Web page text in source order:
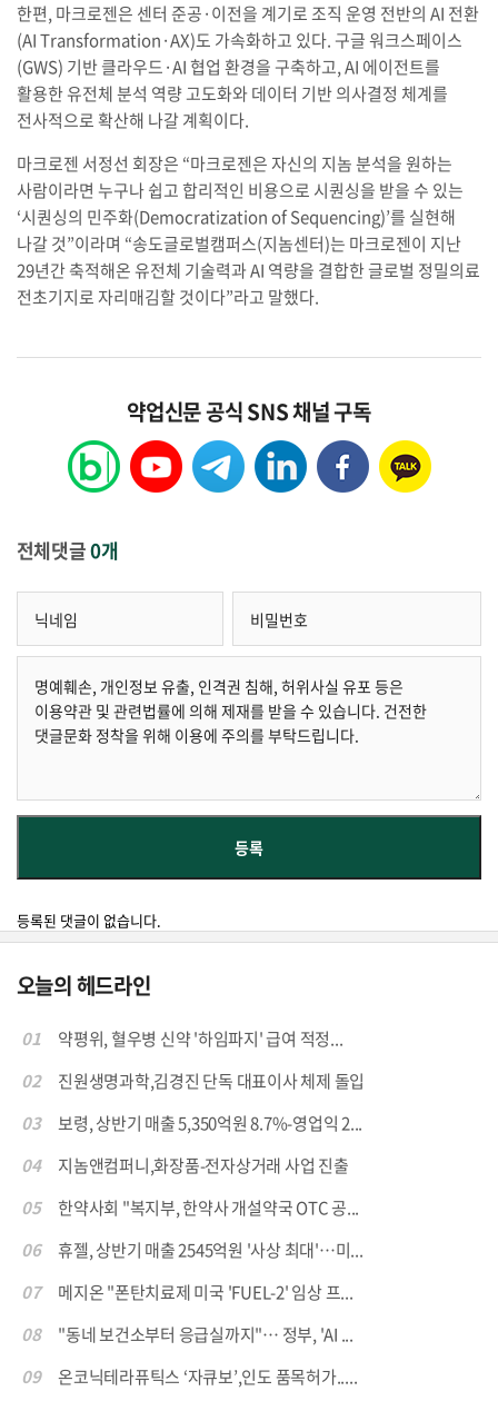
한편, 마크로젠은 센터 준공·이전을 계기로 조직 운영 전반의 AI 전환
(AI Transformation·AX)도 가속화하고 있다. 구글 워크스페이스
(GWS) 기반 클라우드·AI 협업 환경을 구축하고, AI 에이전트를
활용한 유전체 분석 역량 고도화와 데이터 기반 의사결정 체계를
전사적으로 확산해 나갈 계획이다.
마크로젠 서정선 회장은 “마크로젠은 자신의 지놈 분석을 원하는
사람이라면 누구나 쉽고 합리적인 비용으로 시퀀싱을 받을 수 있는
‘시퀀싱의 민주화(Democratization of Sequencing)’를 실현해
나갈 것”이라며 “송도글로벌캠퍼스(지놈센터)는 마크로젠이 지난
29년간 축적해온 유전체 기술력과 AI 역량을 결합한 글로벌 정밀의료
전초기지로 자리매김할 것이다”라고 말했다.
약업신문 공식 SNS 채널 구독
전체댓글0개
등록된 댓글이 없습니다.
오늘의 헤드라인
01
약평위, 혈우병 신약 '하임파지' 급여 적정...
02
진원생명과학,김경진 단독 대표이사 체제 돌입
03
보령, 상반기 매출 5,350억원 8.7%-영업익 2...
04
지놈앤컴퍼니,화장품-전자상거래 사업 진출
05
한약사회 "복지부, 한약사 개설약국 OTC 공...
06
휴젤, 상반기 매출 2545억원 '사상 최대'…미...
07
메지온 "폰탄치료제 미국 'FUEL-2' 임상 프...
08
"동네 보건소부터 응급실까지"… 정부, 'AI ...
09
온코닉테라퓨틱스 ‘자큐보’,인도 품목허가.....